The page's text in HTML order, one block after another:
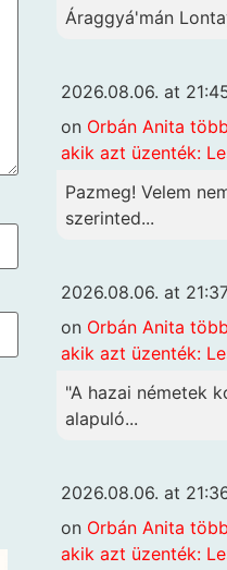
Áraggyá'mán
2026.08.06. at
on Orbán Anita
akik azt üzenték:
Pazmeg! Velem
szerinted...
2026.08.06. at
on Orbán Anita
akik azt üzenték:
"A hazai németek
alapuló...
2026.08.06. at
on Orbán Anita
akik azt üzenték: